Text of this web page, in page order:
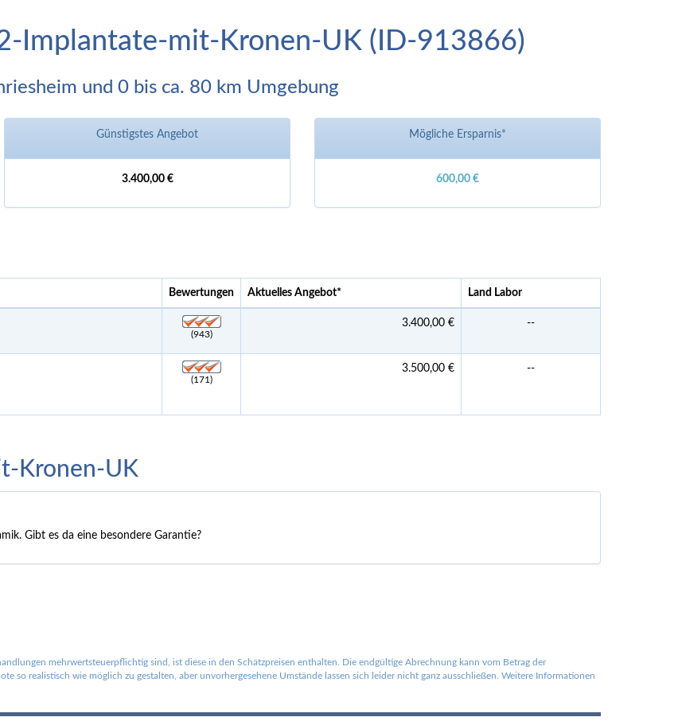
Implantate-mit-Kronen-UK (ID-913866)
und 0 bis ca. 80 km Umgebung
Günstigstes Angebot
3.400,00 €
Mögliche Ersparnis*
600,00 €
Bewertungen Aktuelles Angebot* Land Labor
(943)
3.400,00 € --
(171)
3.500,00 € --
Kronen-UK
Gibt es da eine besondere Garantie?
mehrwertsteuerpflichtig sind, ist diese in den Schätzpreisen enthalten. Die endgültige Abrechnung kann vom Betrag der
so realistisch wie möglich zu gestalten, aber unvorhergesehene Umstände lassen sich leider nicht ganz ausschließen. Weitere Informationen